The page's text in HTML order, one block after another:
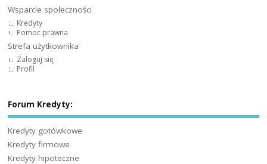
Wsparcie społeczności
Kredyty
Pomoc prawna
Strefa użytkownika
Zaloguj się
Profil
Forum Kredyty:
Kredyty gotówkowe
Kredyty firmowe
Kredyty hipoteczne